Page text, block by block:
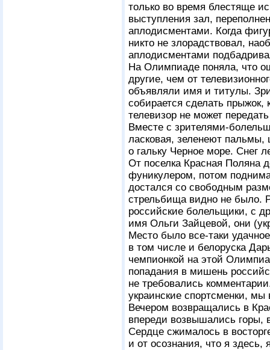
только во время блестяще
выступления зал,
аплодисментами. Когда
никто не злорадствовал,
аплодисментами
На Олимпиаде поняла, что
другие, чем от
объявляли имя и титулы.
собирается сделать прыжок,
телевизор не может
Вместе с зрителями-
ласковая, зеленеют пальмы,
о гальку Черное море. Снег
От поселка Красная Поляна
фуникулером, потом
достался со свободным
стрельбища видно не было.
российские болельщики, с
имя Ольги Зайцевой, они
Место было все-таки
в том числе и белоруска
чемпионкой на этой
попадания в мишень
не требовались
украинские спортсменки, мы
Вечером возвращались в
впереди возвышались горы,
Сердце сжималось в
и от осознания, что я